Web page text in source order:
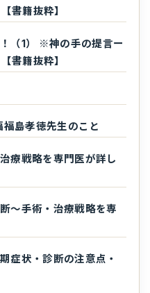
書籍抜粋】
（1） ※神の手の提言ー
書籍抜粋】
島孝徳先生のこと
療戦略を専門医が詳し
〜手術・治療戦略を専
症状・診断の注意点・